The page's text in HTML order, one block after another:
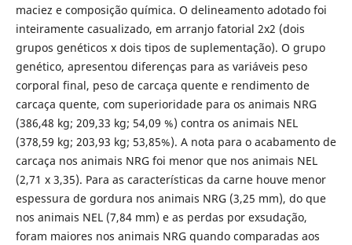
maciez e composição química. O delineamento adotado foi
inteiramente casualizado, em arranjo fatorial 2x2 (dois
grupos genéticos x dois tipos de suplementação). O grupo
genético, apresentou diferenças para as variáveis peso
corporal final, peso de carcaça quente e rendimento de
carcaça quente, com superioridade para os animais NRG
(386,48 kg; 209,33 kg; 54,09 %) contra os animais NEL
(378,59 kg; 203,93 kg; 53,85%). A nota para o acabamento de
carcaça nos animais NRG foi menor que nos animais NEL
(2,71 x 3,35). Para as características da carne houve menor
espessura de gordura nos animais NRG (3,25 mm), do que
nos animais NEL (7,84 mm) e as perdas por exsudação,
foram maiores nos animais NRG quando comparadas aos